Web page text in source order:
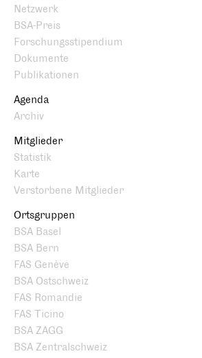
Netzwerk
BSA-Preis
Forschungsstipendium
Dokumente
Publikationen
Agenda
Archiv
Mitglieder
Statistik
Karte
Verstorbene Mitglieder
Ortsgruppen
BSA Basel
BSA Bern
FAS Genève
BSA Ostschweiz
FAS Romandie
FAS Ticino
BSA ZAGG
BSA Zentralschweiz